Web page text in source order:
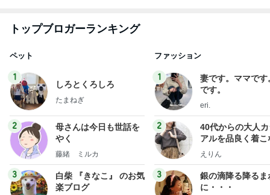
トップブロガーランキング
ペット
1
しろとくろしろ
たまねぎ
2
母さんは今日も世話を
やく
藤緒 ミルカ
3
白柴 『きなこ』 のお気
楽ブログ
ファッション
1
妻です。ママです
です。
eri.
2
40代からの大人
アルを品良く着こ
ファッションブロ
えりん
3
銀の滴降る降るま
に・・・